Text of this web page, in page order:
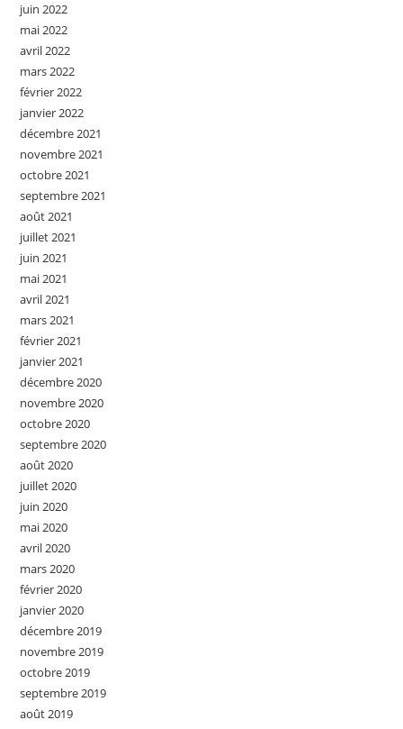
juin 2022
mai 2022
avril 2022
mars 2022
février 2022
janvier 2022
décembre 2021
novembre 2021
octobre 2021
septembre 2021
août 2021
juillet 2021
juin 2021
mai 2021
avril 2021
mars 2021
février 2021
janvier 2021
décembre 2020
novembre 2020
octobre 2020
septembre 2020
août 2020
juillet 2020
juin 2020
mai 2020
avril 2020
mars 2020
février 2020
janvier 2020
décembre 2019
novembre 2019
octobre 2019
septembre 2019
août 2019